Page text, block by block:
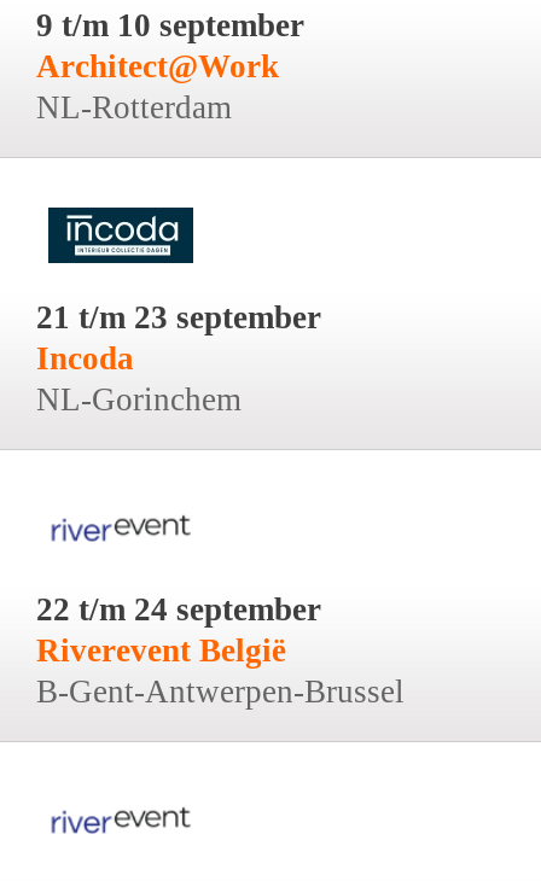
9 t/m 10 september
Architect@Work
NL-Rotterdam
21 t/m 23 september
Incoda
NL-Gorinchem
22 t/m 24 september
Riverevent België
B-Gent-Antwerpen-Brussel